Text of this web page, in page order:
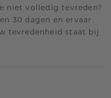
niet volledig tevreden?
30 dagen en ervaar
tevredenheid staat bij